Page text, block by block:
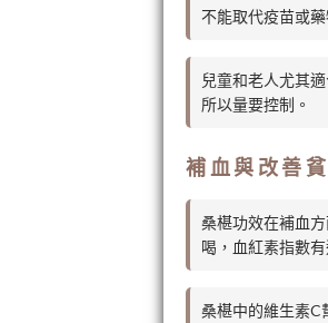
不能取代疫苗或
兒童和老人尤其
所以量要控制。
補血與改善
桑椹功效在補血
喝，血紅素指數
桑椹中的維生素C